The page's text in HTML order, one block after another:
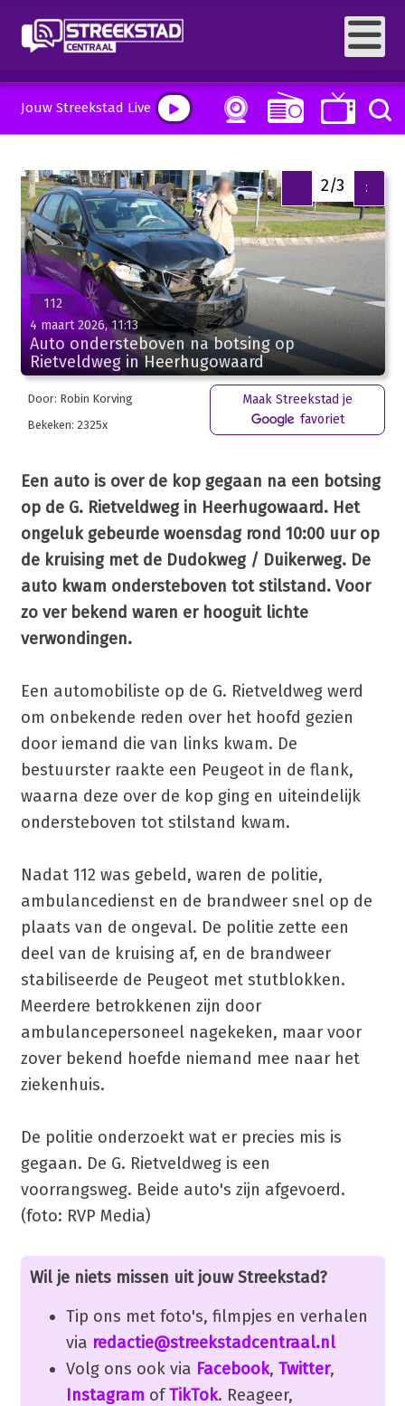
Jouw Streekstad Live
>
2/3
112
4 maart 2026, 11:13
Auto ondersteboven na botsing op
Rietveldweg in Heerhugowaard
Door: Robin Korving
Bekeken: 2325x
Maak Streekstad je
favoriet
Een auto is over de kop gegaan na een botsing
op de G. Rietveldweg in Heerhugowaard. Het
ongeluk gebeurde woensdag rond 10:00 uur op
de kruising met de Dudokweg / Duikerweg. De
auto kwam ondersteboven tot stilstand. Voor
zo ver bekend waren er hooguit lichte
verwondingen.
Een automobiliste op de G. Rietveldweg werd
om onbekende reden over het hoofd gezien
door iemand die van links kwam. De
bestuurster raakte een Peugeot in de flank,
waarna deze over de kop ging en uiteindelijk
ondersteboven tot stilstand kwam.
Nadat 112 was gebeld, waren de politie,
ambulancedienst en de brandweer snel op de
plaats van de ongeval. De politie zette een
deel van de kruising af, en de brandweer
stabiliseerde de Peugeot met stutblokken.
Meerdere betrokkenen zijn door
ambulancepersoneel nagekeken, maar voor
zover bekend hoefde niemand mee naar het
ziekenhuis.
De politie onderzoekt wat er precies mis is
gegaan. De G. Rietveldweg is een
voorrangsweg. Beide auto's zijn afgevoerd.
(foto: RVP Media)
Wil je niets missen uit jouw Streekstad?
Tip ons met foto's, filmpjes en verhalen
via redactie@streekstadcentraal.nl
Volg ons ook via Facebook, Twitter,
Instagram ofTikTok. Reageer,